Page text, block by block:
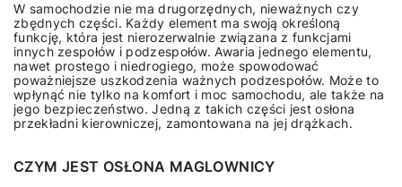
W samochodzie nie ma drugorzędnych, nieważnych czy
zbędnych części. Każdy element ma swoją określoną
funkcję, która jest nierozerwalnie związana z funkcjami
innych zespołów i podzespołów. Awaria jednego elementu,
nawet prostego i niedrogiego, może spowodować
poważniejsze uszkodzenia ważnych podzespołów. Może to
wpłynąć nie tylko na komfort i moc samochodu, ale także na
jego bezpieczeństwo. Jedną z takich części jest osłona
przekładni kierowniczej, zamontowana na jej drążkach.
CZYM JEST OSŁONA MAGLOWNICY